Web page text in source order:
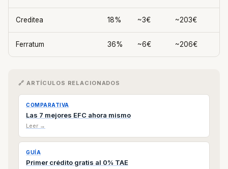
Creditea 18% ~3€ ~203€
Ferratum 36% ~6€ ~206€
🔗 ARTÍCULOS RELACIONADOS
COMPARATIVA
Las 7 mejores EFC ahora mismo
Leer →
GUÍA
Primer crédito gratis al 0% TAE